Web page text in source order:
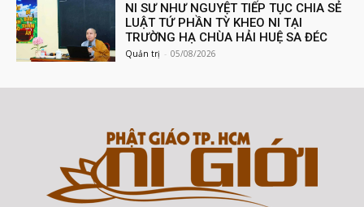
NI SƯ NHƯ NGUYỆT TIẾP TỤC CHIA SẺ
LUẬT TỨ PHẦN TỲ KHEO NI TẠI
TRƯỜNG HẠ CHÙA HẢI HUỆ SA ĐÉC
Quản trị - 05/08/2026